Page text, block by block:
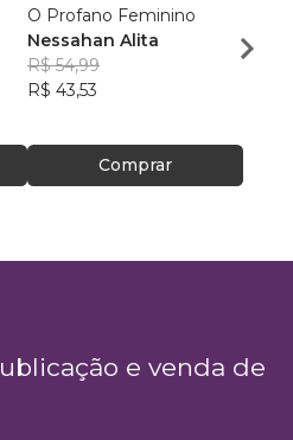
O Profano Feminino
Nessahan Alita
R$ 54,99
R$ 43,53
Comprar
de
e venda de